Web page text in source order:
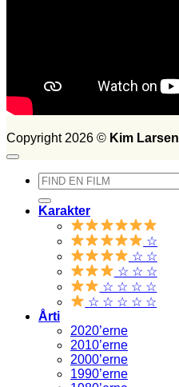
Copyright 2026 © Kim Larsen
Søg
efter:
Karakter
☆
☆ ☆
☆ ☆ ☆
☆ ☆ ☆ ☆
☆ ☆ ☆ ☆ ☆
Årti
2020’erne
2010’erne
2000’erne
1990’erne